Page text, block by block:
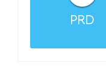
PRD